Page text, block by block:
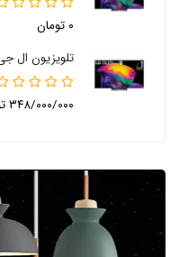
۰ تومان
۳۴۸/۰۰۰/۰۰۰ تومان